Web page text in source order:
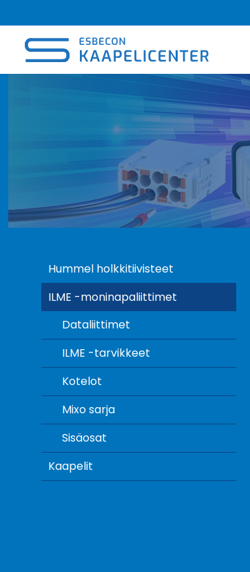
sisältöön
Hummel holkkitiivisteet
ILME -moninapaliittimet
Dataliittimet
ILME -tarvikkeet
Kotelot
Mixo sarja
Sisäosat
Kaapelit